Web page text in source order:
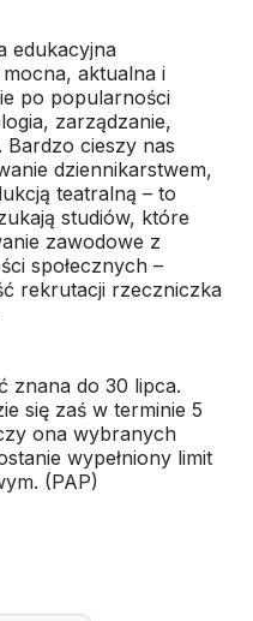
edukacyjna
aktualna i
po popularności
zarządzanie,
Bardzo cieszy nas
dziennikarstwem,
teatralną – to
studiów, które
zawodowe z
społecznych –
rekrutacji rzeczniczka
znana do 30 lipca.
się zaś w terminie 5
ona wybranych
wypełniony limit
(PAP)